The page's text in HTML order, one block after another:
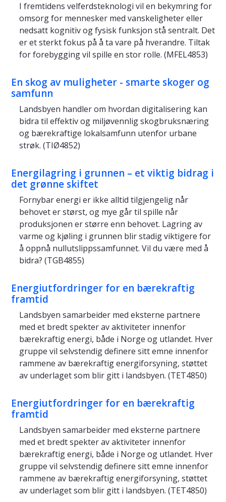
I fremtidens velferdsteknologi vil en bekymring for
omsorg for mennesker med vanskeligheter eller
nedsatt kognitiv og fysisk funksjon stå sentralt. Det
er et sterkt fokus på å ta vare på hverandre. Tiltak
for forebygging vil spille en stor rolle. (MFEL4853)
En skog av muligheter - smarte skoger og
samfunn
Landsbyen handler om hvordan digitalisering kan
bidra til effektiv og miljøvennlig skogbruksnæring
og bærekraftige lokalsamfunn utenfor urbane
strøk. (TIØ4852)
Energilagring i grunnen – et viktig bidrag i
det grønne skiftet
Fornybar energi er ikke alltid tilgjengelig når
behovet er størst, og mye går til spille når
produksjonen er større enn behovet. Lagring av
varme og kjøling i grunnen blir stadig viktigere for
å oppnå nullutslippssamfunnet. Vil du være med å
bidra? (TGB4855)
Energiutfordringer for en bærekraftig
framtid
Landsbyen samarbeider med eksterne partnere
med et bredt spekter av aktiviteter innenfor
bærekraftig energi, både i Norge og utlandet. Hver
gruppe vil selvstendig definere sitt emne innenfor
rammene av bærekraftig energiforsyning, støttet
av underlaget som blir gitt i landsbyen. (TET4850)
Energiutfordringer for en bærekraftig
framtid
Landsbyen samarbeider med eksterne partnere
med et bredt spekter av aktiviteter innenfor
bærekraftig energi, både i Norge og utlandet. Hver
gruppe vil selvstendig definere sitt emne innenfor
rammene av bærekraftig energiforsyning, støttet
av underlaget som blir gitt i landsbyen. (TET4850)